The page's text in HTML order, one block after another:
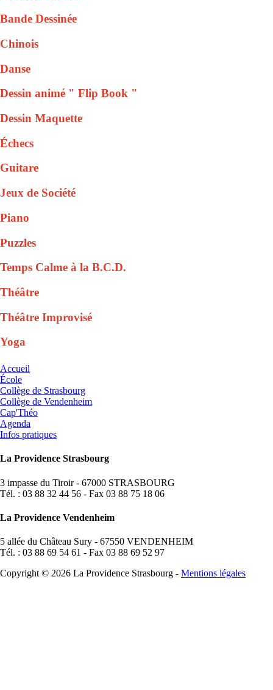
Bande Dessinée
Chinois
Danse
Dessin animé " Flip Book "
Dessin Maquette
Échecs
Guitare
Jeux de Société
Piano
Puzzles
Temps Calme à la B.C.D.
Théâtre
Théâtre Improvisé
Yoga
Accueil
École
Collège de Strasbourg
Collège de Vendenheim
Cap'Théo
Agenda
Infos pratiques
La Providence Strasbourg
3 impasse du Tiroir - 67000 STRASBOURG
Tél. : 03 88 32 44 56 - Fax 03 88 75 18 06
La Providence Vendenheim
5 allée du Château Sury - 67550 VENDENHEIM
Tél. : 03 88 69 54 61 - Fax 03 88 69 52 97
Copyright © 2026 La Providence Strasbourg - Mentions légales